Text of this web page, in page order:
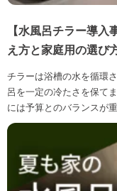
【水風呂チラー導
え方と家庭用の選び
チラーは浴槽の水を循環
呂を一定の冷たさを保て
には予算とのバランスが重